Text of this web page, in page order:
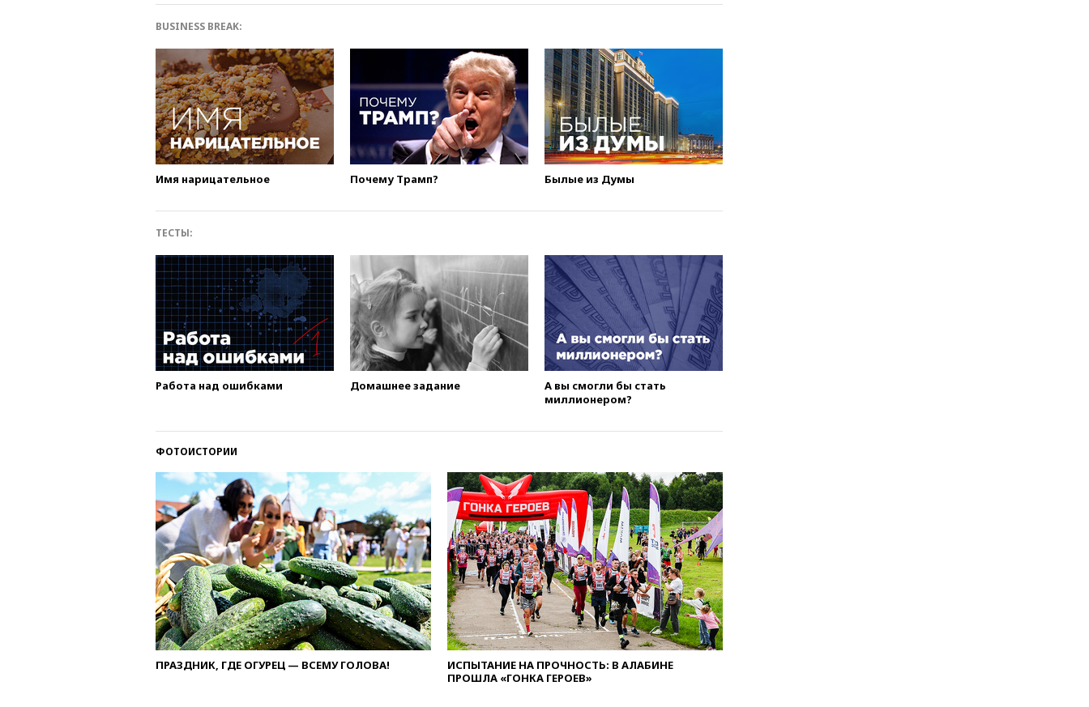
BUSINESS BREAK:
Имя нарицательное Почему Трамп? Былые из Думы
ТЕСТЫ:
Работа над ошибками Домашнее задание
А вы смогли бы стать
миллионером?
ФОТОИСТОРИИ
ПРАЗДНИК, ГДЕ ОГУРЕЦ — ВСЕМУ ГОЛОВА!
ИСПЫТАНИЕ НА ПРОЧНОСТЬ: В АЛАБИНЕ
ПРОШЛА «ГОНКА ГЕРОЕВ»